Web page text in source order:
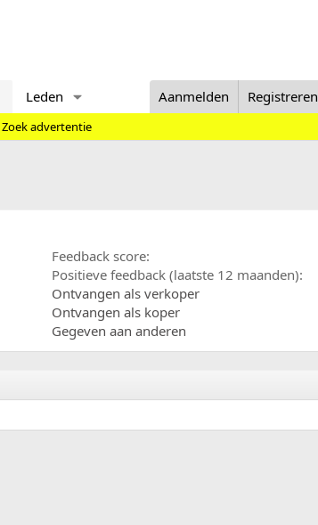
Leden Aanmelden Registreren
Zoek advertentie
Feedback score
Positieve feedback (laatste 12 maanden)
Ontvangen als verkoper
Ontvangen als koper
Gegeven aan anderen